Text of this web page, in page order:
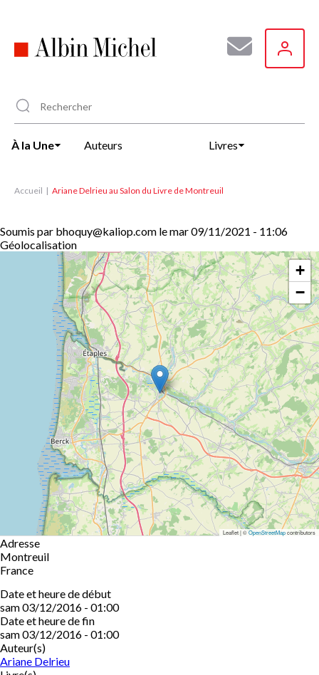
principal
À la Une Auteurs Livres
Accueil Ariane Delrieu au Salon du Livre de Montreuil
Soumis par bhoquy@kaliop.com lemar 09/11/2021 - 11:06
Géolocalisation
+
−
Leaflet | ©OpenStreetMapcontributors
Adresse
Montreuil
France
Date et heure de début
sam 03/12/2016 - 01:00
Date et heure de fin
sam 03/12/2016 - 01:00
Auteur(s)
Ariane Delrieu